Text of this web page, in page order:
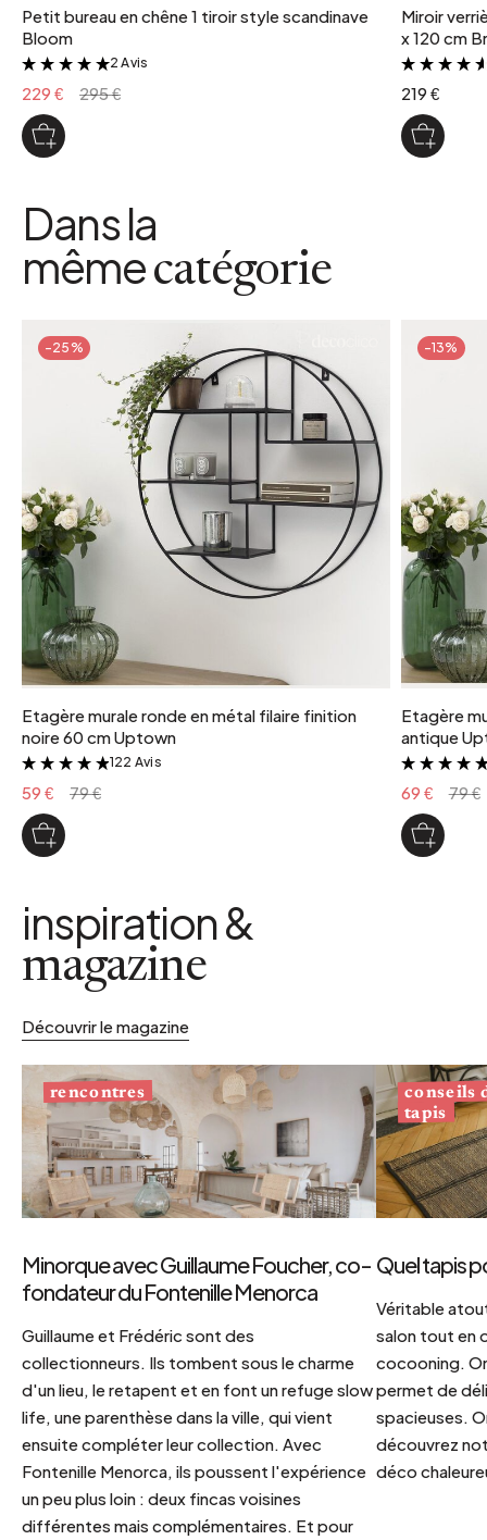
Petit bureau en chêne 1 tiroir style scandinave
Bloom
&
2 Avis
229 € 295 €
Miroir
x 120 cm
219 €
Dans la
mêmecatégorie
-25%
Etagère murale ronde en métal filaire finition
noire 60 cm Uptown
&
122 Avis
59 € 79 €
-13%
Etagère
antique
69 € 79 €
inspiration &
magazine
Découvrir le magazine
rencontres
Minorque avec Guillaume Foucher, co-
fondateur du Fontenille Menorca
Guillaume et Frédéric sont des
collectionneurs. Ils tombent sous le charme
d'un lieu, le retapent et en font un refuge slow
life, une parenthèse dans la ville, qui vient
ensuite compléter leur collection. Avec
Fontenille Menorca, ils poussent l'expérience
un peu plus loin : deux fincas voisines
différentes mais complémentaires. Et pour
conseils
tapis
Quel tapis
Véritable
salon tout en
cocooning.
permet de
spacieuses.
découvrez
déco